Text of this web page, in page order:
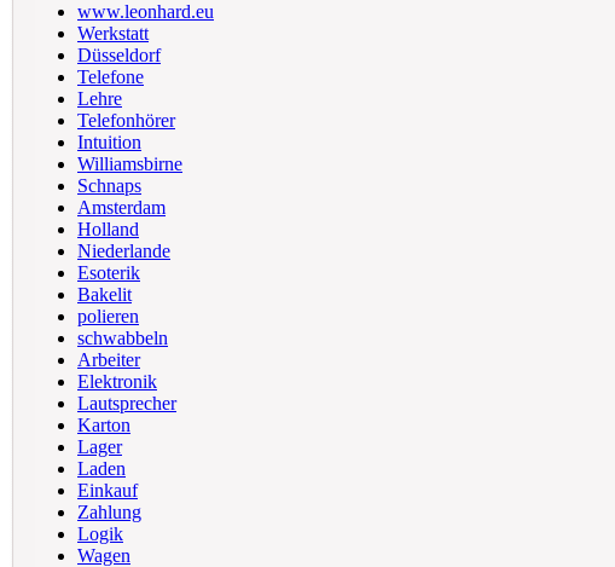
www.leonhard.eu
Werkstatt
Düsseldorf
Telefone
Lehre
Telefonhörer
Intuition
Williamsbirne
Schnaps
Amsterdam
Holland
Niederlande
Esoterik
Bakelit
polieren
schwab­beln
Arbeiter
Elektronik
Lautsprecher
Karton
Lager
Laden
Einkauf
Zahlung
Logik
Wagen